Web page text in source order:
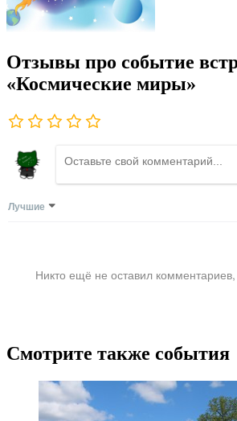
Отзывы про событие
«Космические миры»
Лучшие
Никто ещё не оставил
Смотрите также события